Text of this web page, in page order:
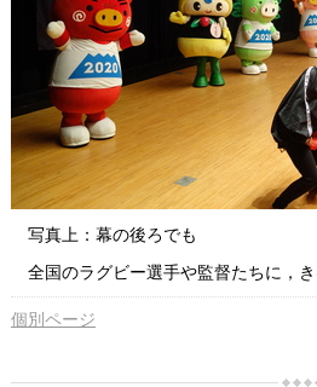
写真上：幕の後ろでも
全国のラグビー選手や監督たちに，
個別ページ